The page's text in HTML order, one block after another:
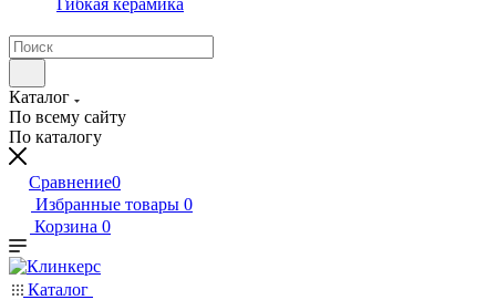
Гибкая керамика
Каталог
По всему сайту
По каталогу
Сравнение0
Избранные товары 0
Корзина 0
Каталог